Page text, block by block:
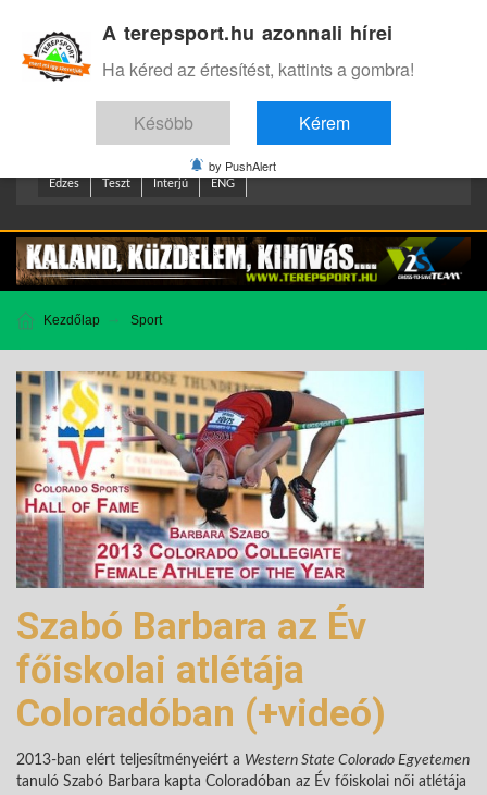
Edzes Teszt Interjú ENG
Kezdőlap Sport
Szabó Barbara az Év
főiskolai atlétája
Coloradóban (+videó)
2013-ban elért teljesítményeiért a Western State Colorado Egyetemen
tanuló Szabó Barbara kapta Coloradóban az Év főiskolai női atlétája
A terepsport.hu azonnali hírei
Ha kéred az értesítést, kattints a gombra!
Késöbb Kérem
by PushAlert